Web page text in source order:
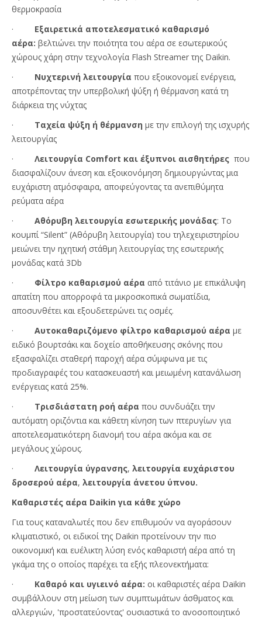
θερμοκρασία
· Εξαιρετικά αποτελεσματικό καθαρισμό
αέρα: βελτιώνει την ποιότητα του αέρα σε εσωτερικούς
χώρους χάρη στην τεχνολογία Flash Streamer της Daikin.
· Νυχτερινή λειτουργία που εξοικονομεί ενέργεια,
αποτρέποντας την υπερβολική ψύξη ή θέρμανση κατά τη
διάρκεια της νύχτας
· Ταχεία ψύξη ή θέρμανση με την επιλογή της ισχυρής
λειτουργίας
· Λειτουργία Comfort και έξυπνοι αισθητήρες που
διασφαλίζουν άνεση και εξοικονόμηση δημιουργώντας μια
ευχάριστη ατμόσφαιρα, αποφεύγοντας τα ανεπιθύμητα
ρεύματα αέρα
· Αθόρυβη λειτουργία εσωτερικής μονάδας: Το
κουμπί “Silent” (Αθόρυβη λειτουργία) του τηλεχειριστηρίου
μειώνει την ηχητική στάθμη λειτουργίας της εσωτερικής
μονάδας κατά 3Db
· Φίλτρο καθαρισμού αέρα από τιτάνιο με επικάλυψη
απατίτη που απορροφά τα μικροσκοπικά σωματίδια,
αποσυνθέτει και εξουδετερώνει τις οσμές.
· Αυτοκαθαριζόμενο φίλτρο καθαρισμού αέρα με
ειδικό βουρτσάκι και δοχείο αποθήκευσης σκόνης που
εξασφαλίζει σταθερή παροχή αέρα σύμφωνα με τις
προδιαγραφές του κατασκευαστή και μειωμένη κατανάλωση
ενέργειας κατά 25%.
· Τρισδιάστατη ροή αέρα που συνδυάζει την
αυτόματη οριζόντια και κάθετη κίνηση των πτερυγίων για
αποτελεσματικότερη διανομή του αέρα ακόμα και σε
μεγάλους χώρους.
· Λειτουργία ύγρανσης, λειτουργία ευχάριστου
δροσερού αέρα, λειτουργία άνετου ύπνου.
Καθαριστές αέρα Daikin για κάθε χώρο
Για τους καταναλωτές που δεν επιθυμούν να αγοράσουν
κλιματιστικό, οι ειδικοί της Daikin προτείνουν την πιο
οικονομική και ευέλικτη λύση ενός καθαριστή αέρα από τη
γκάμα της ο οποίος παρέχει τα εξής πλεονεκτήματα:
· Καθαρό και υγιεινό αέρα: οι καθαριστές αέρα Daikin
συμβάλλουν στη μείωση των συμπτωμάτων άσθματος και
αλλεργιών, 'προστατεύοντας' ουσιαστικά το ανοσοποιητικό